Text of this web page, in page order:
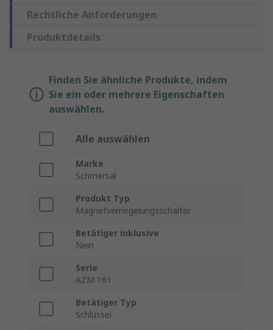
Rechtliche Anforderungen
Produktdetails
Finden Sie ähnliche Produkte, indem
Sie ein oder mehrere Eigenschaften
auswählen.
Alle auswählen
Marke
Schmersal
Produkt Typ
Magnetverriegelungsschalter
Betätiger inklusive
Nein
Serie
AZM 161
Betätiger Typ
Schlüssel